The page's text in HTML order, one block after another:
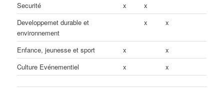
Securité
x
x
Developpemet durable et
environnement
x x
Enfance, jeunesse et sport x
x
Culture Evénementiel
x x